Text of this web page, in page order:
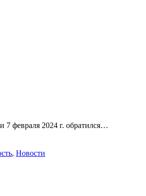
7 февраля 2024 г. обратился…
, Новости